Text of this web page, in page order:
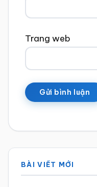
Trang web
Sidebar
chính
BÀI VIẾT MỚI